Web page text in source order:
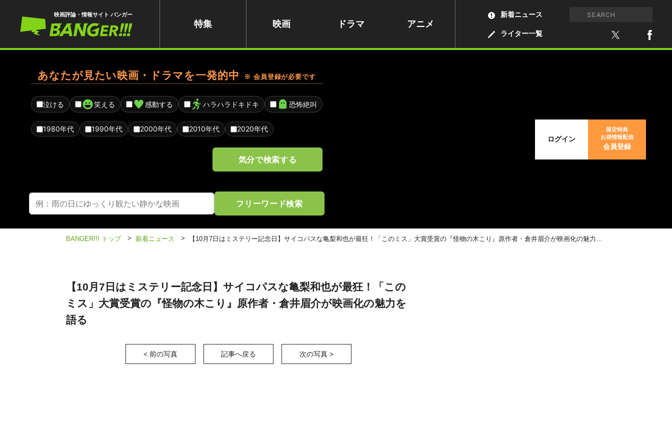
映画評論・情報サイト バンガー
特集 映画 ドラマ アニメ
ライター一覧
新着ニュース
あなたが見たい映画・ドラマを一発的中 ※ 会員登録が必要です
泣ける 笑える 感動する ハラハラドキドキ 恐怖絶叫
1980年代 1990年代 2000年代 2010年代 2020年代
気分で検索する
フリーワード検索
ログイン
限定特典
お得情報配信
会員登録
BANGER!!! トップ > 新着ニュース > 【10月7日はミステリー記念日】サイコパスな亀梨和也が最狂！「このミス」大賞受賞の『怪物の木こり』原作者・倉井眉介が映画化の魅力を語る
【10月7日はミステリー記念日】サイコパスな亀梨和也が最狂！「この
ミス」大賞受賞の『怪物の木こり』原作者・倉井眉介が映画化の魅力を
語る
< 前の写真 記事へ戻る 次の写真 >